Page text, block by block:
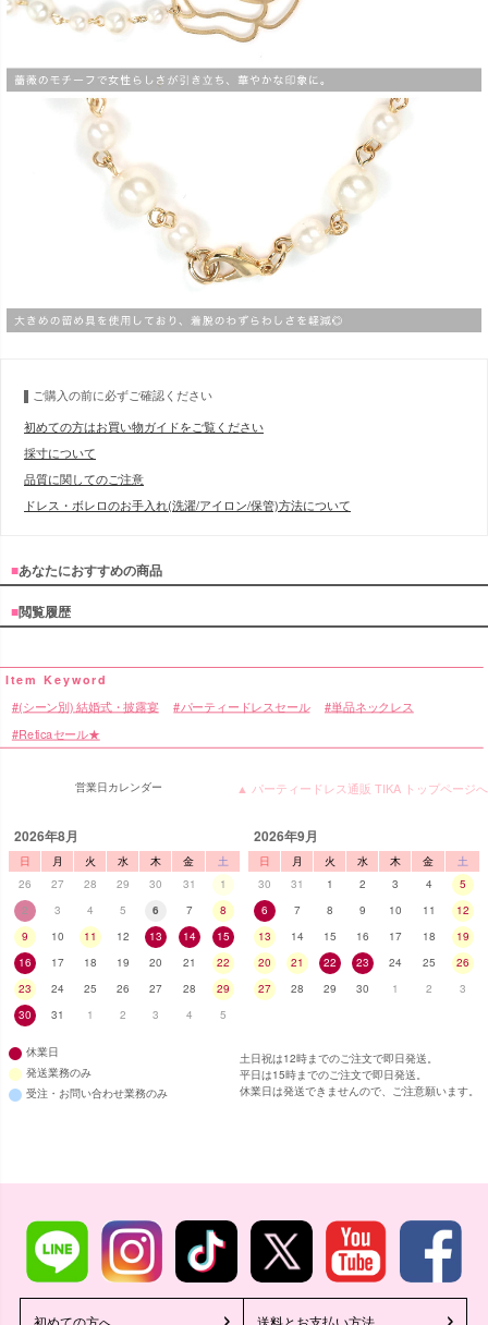
ご購入の前に必ずご確認ください
初めての方はお買い物ガイドをご覧ください
採寸について
品質に関してのご注意
ドレス・ボレロのお手入れ(洗濯/アイロン/保管)方法について
■あなたにおすすめの商品
■閲覧履歴
(シーン別) 結婚式・披露宴 パーティードレスセール 単品ネックレス
Reticaセール★
▲ パーティードレス通販 TIKA トップページへ
営業日カレンダー
2026年8月
日 月 火 水 木 金
土
26
27 28 29 30 31
1
2
3 4 5 6 7
8
9
10 11 12 13 14
15
16
17 18 19 20 21
22
23
24 25 26 27 28
29
30
31 1 2 3 4 5
2026年9月
日 月 火 水 木 金
土
30
31 1 2 3 4
5
6
7 8 9 10 11
12
13
14 15 16 17 18
19
20
21 22 23 24 25
26
27
28 29 30 1 2 3
休業日
発送業務のみ
受注・お問い合わせ業務のみ
土日祝は12時までのご注文で即日発送。
平日は15時までのご注文で即日発送。
休業日は発送できませんので、ご注意願います。
初めての方へ 送料とお支払い方法